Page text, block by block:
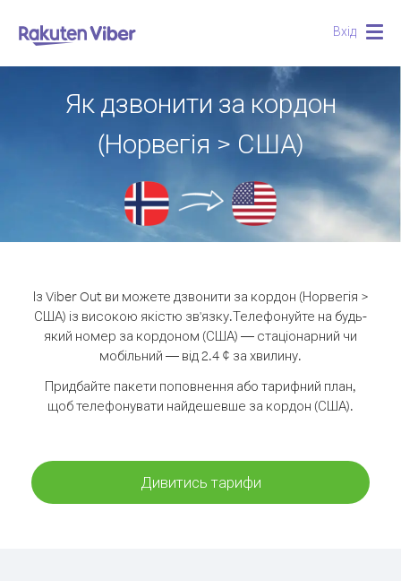
Вхід
Як дзвонити за кордон
(Норвегія > США)
Із Viber Out ви можете дзвонити за кордон (Норвегія >
США) із високою якістю зв'язку.Телефонуйте на будь-
який номер за кордоном (США) — стаціонарний чи
мобільний — від 2.4 ¢ за хвилину.
Придбайте пакети поповнення або тарифний план,
щоб телефонувати найдешевше за кордон (США).
Дивитись тарифи